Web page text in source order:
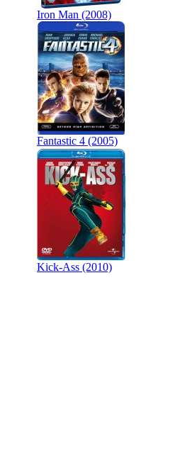
Iron Man (2008)
Fantastic 4 (2005)
Kick-Ass (2010)